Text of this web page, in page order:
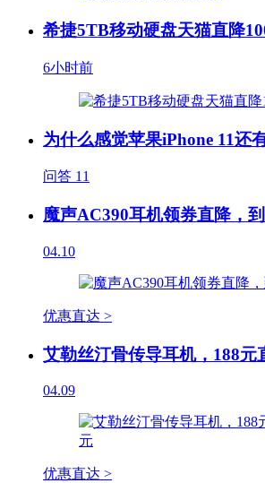
希捷5TB移动硬盘天猫直降
6小时前
为什么感觉苹果iPhone 11还
问答 11
魔声AC390耳机领券直降，
04.10
优惠直达 >
艾勒丝汀骨传导耳机，188元
04.09
优惠直达 >